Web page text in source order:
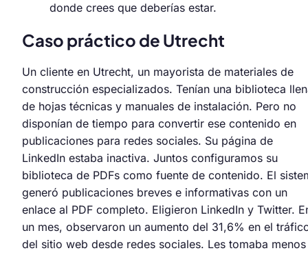
donde crees que deberías estar.
Caso práctico de Utrecht
Un cliente en Utrecht, un mayorista de materiales de
construcción especializados. Tenían una biblioteca
de hojas técnicas y manuales de instalación. Pero no
disponían de tiempo para convertir ese contenido en
publicaciones para redes sociales. Su página de
LinkedIn estaba inactiva. Juntos configuramos su
biblioteca de PDFs como fuente de contenido. El
generó publicaciones breves e informativas con un
enlace al PDF completo. Eligieron LinkedIn y Twitter.
un mes, observaron un aumento del 31,6% en el
del sitio web desde redes sociales. Les tomaba menos